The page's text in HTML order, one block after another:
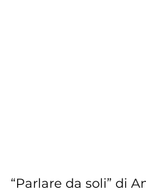
“Parlare da soli” di